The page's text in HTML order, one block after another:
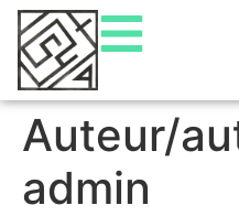
Auteur/
admin